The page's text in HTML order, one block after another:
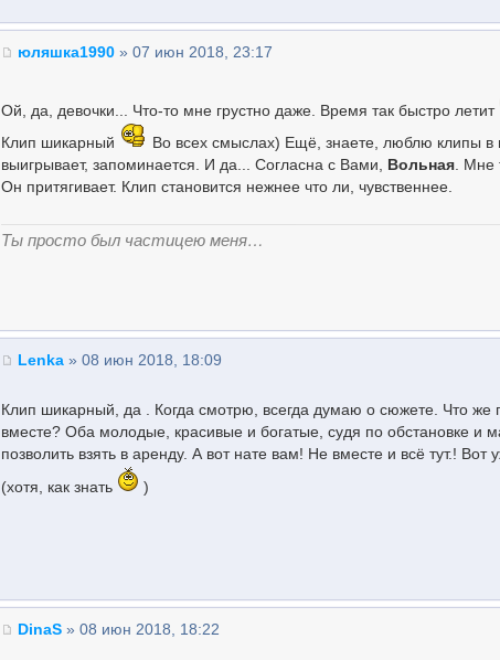
юляшка1990 » 07 июн 2018, 23:17
Ой, да, девочки... Что-то мне грустно даже. Время так быстро летит
Клип шикарный
Во всех смыслах) Ещё, знаете, люблю клипы в
выигрывает, запоминается. И да... Согласна с Вами, Вольная. Мне
Он притягивает. Клип становится нежнее что ли, чувственнее.
Ты просто был частицею меня…
Lenka » 08 июн 2018, 18:09
Клип шикарный, да . Когда смотрю, всегда думаю о сюжете. Что
вместе? Оба молодые, красивые и богатые, судя по обстановке и
позволить взять в аренду. А вот нате вам! Не вместе и всё тут.! Вот
(хотя, как знать
)
DinaS » 08 июн 2018, 18:22